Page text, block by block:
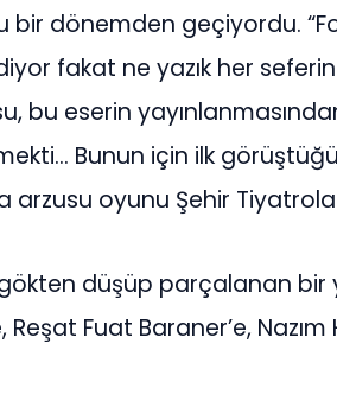
dönemden geçiyordu.
fakat ne yazık her
bu eserin
Bunun için ilk
arzusu oyunu Şehir
düşüp parçalanan bir
Reşat Fuat Baraner’e, Nazım